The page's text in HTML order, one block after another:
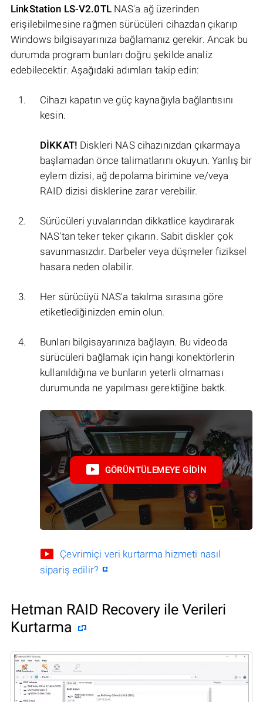
LinkStation LS-V2.0TLNAS'a ağ üzerinden
erişilebilmesine rağmen sürücüleri cihazdan çıkarıp
Windows bilgisayarınıza bağlamanız gerekir. Ancak bu
durumda program bunları doğru şekilde analiz
edebilecektir. Aşağıdaki adımları takip edin:
Cihazı kapatın ve güç kaynağıyla bağlantısını
kesin.
DİKKAT! Diskleri NAS cihazınızdan çıkarmaya
başlamadan önce talimatlarını okuyun. Yanlış bir
eylem dizisi, ağ depolama birimine ve/veya
RAID dizisi disklerine zarar verebilir.
Sürücüleri yuvalarından dikkatlice kaydırarak
NAS'tan teker teker çıkarın. Sabit diskler çok
savunmasızdır. Darbeler veya düşmeler fiziksel
hasara neden olabilir.
Her sürücüyü NAS'a takılma sırasına göre
etiketlediğinizden emin olun.
Bunları bilgisayarınıza bağlayın. Bu videoda
sürücüleri bağlamak için hangi konektörlerin
kullanıldığına ve bunların yeterli olmaması
durumunda ne yapılması gerektiğine baktk.
GÖRÜNTÜLEMEYE GIDIN
Çevrimiçi veri kurtarma hizmeti nasıl
sipariş edilir?
Hetman RAID Recovery ile Verileri
Kurtarma